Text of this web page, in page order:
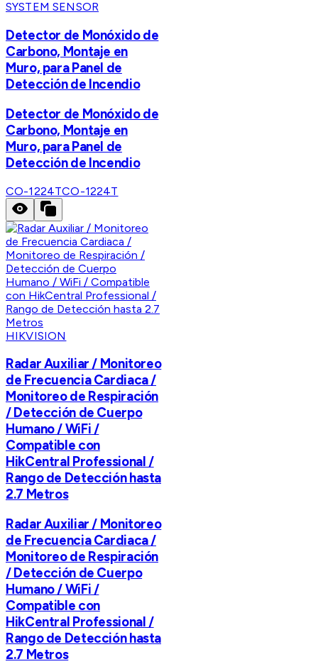
SYSTEM SENSOR
Detector de Monóxido de
Carbono, Montaje en
Muro, para Panel de
Detección de Incendio
Detector de Monóxido de
Carbono, Montaje en
Muro, para Panel de
Detección de Incendio
CO-1224TCO-1224T
HIKVISION
Radar Auxiliar / Monitoreo
de Frecuencia Cardiaca /
Monitoreo de Respiración
/ Detección de Cuerpo
Humano / WiFi /
Compatible con
HikCentral Professional /
Rango de Detección hasta
2.7 Metros
Radar Auxiliar / Monitoreo
de Frecuencia Cardiaca /
Monitoreo de Respiración
/ Detección de Cuerpo
Humano / WiFi /
Compatible con
HikCentral Professional /
Rango de Detección hasta
2.7 Metros